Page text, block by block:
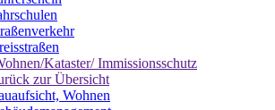
Kataster/ Immissionsschutz
zur Übersicht
Wohnen